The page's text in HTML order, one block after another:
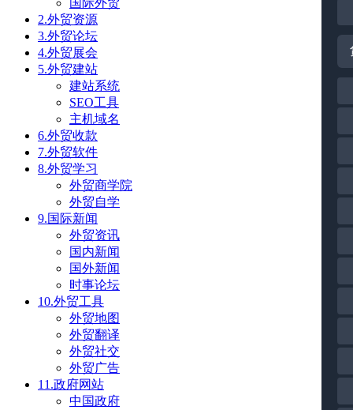
国际外贸
2.外贸资源
3.外贸论坛
4.外贸展会
5.外贸建站
建站系统
SEO工具
主机域名
6.外贸收款
7.外贸软件
8.外贸学习
外贸商学院
外贸自学
9.国际新闻
外贸资讯
国内新闻
国外新闻
时事论坛
10.外贸工具
外贸地图
外贸翻译
外贸社交
外贸广告
11.政府网站
中国政府